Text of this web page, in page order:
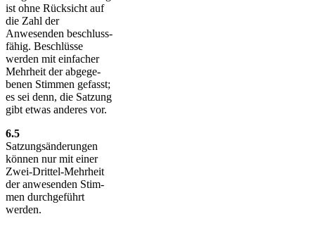
ist ohne Rück­sicht auf
die Zahl der
Anwesenden be­schluss­
fähig. Beschlüsse
werden mit ein­facher
Mehr­heit der ab­ge­ge­
benen Stimmen gefasst;
es sei denn, die Sat­zung
gibt etwas anderes vor.
6.5
Satzungsänderungen
können nur mit einer
Zwei-Drittel-Mehr­heit
der an­we­sen­den Stim­
men durch­ge­führt
werden.